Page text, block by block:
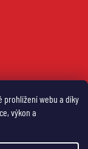
prohlížení webu a díky
výkon a